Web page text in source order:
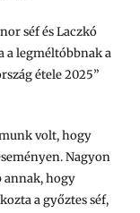
séf és Laczkó
a legméltóbbnak a
étele 2025”
volt, hogy
Nagyon
annak, hogy
a győztes séf,